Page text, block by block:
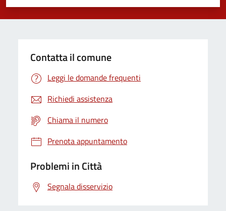
Valuta 5 stelle su 5
Valuta 4 stelle su 5
Valuta 3 stelle su 5
Valuta 2 stelle su 5
Valuta 1 stelle su 5
Contatta il comune
Leggi le domande frequenti
Richiedi assistenza
Chiama il numero
Prenota appuntamento
Problemi in Città
Segnala disservizio